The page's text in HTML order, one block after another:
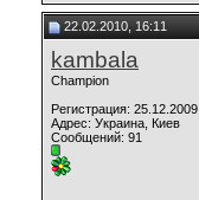
22.02.2010, 16:11
kambala
Champion
Регистрация: 25.12.2009
Адрес: Украина, Киев
Сообщений: 91